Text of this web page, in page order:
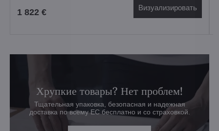
1 822 € Визуализировать
Хрупкие товары? Нет проблем!
Тщательная упаковка, безопасная и надежная
доставка по всему ЕС бесплатно и со страховкой.